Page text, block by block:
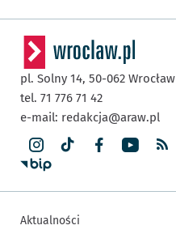
pl. Solny 14, 50-062 Wrocław
tel. 71 776 71 42
e-mail: redakcja@araw.pl
Aktualności